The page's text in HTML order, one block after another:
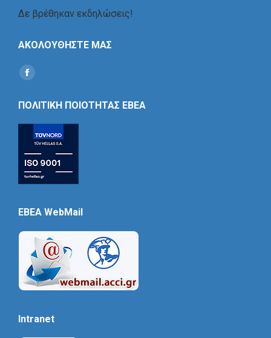
Δε βρέθηκαν εκδηλώσεις!
ΑΚΟΛΟΥΘΗΣΤΕ ΜΑΣ
Find us on:
Social
ΠΟΛΙΤΙΚΗ ΠΟΙΟΤΗΤΑΣ ΕΒΕΑ
EBEA WebMail
Intranet